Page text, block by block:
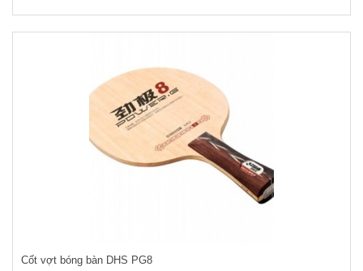
Cốt vợt bóng bàn DHS PG8